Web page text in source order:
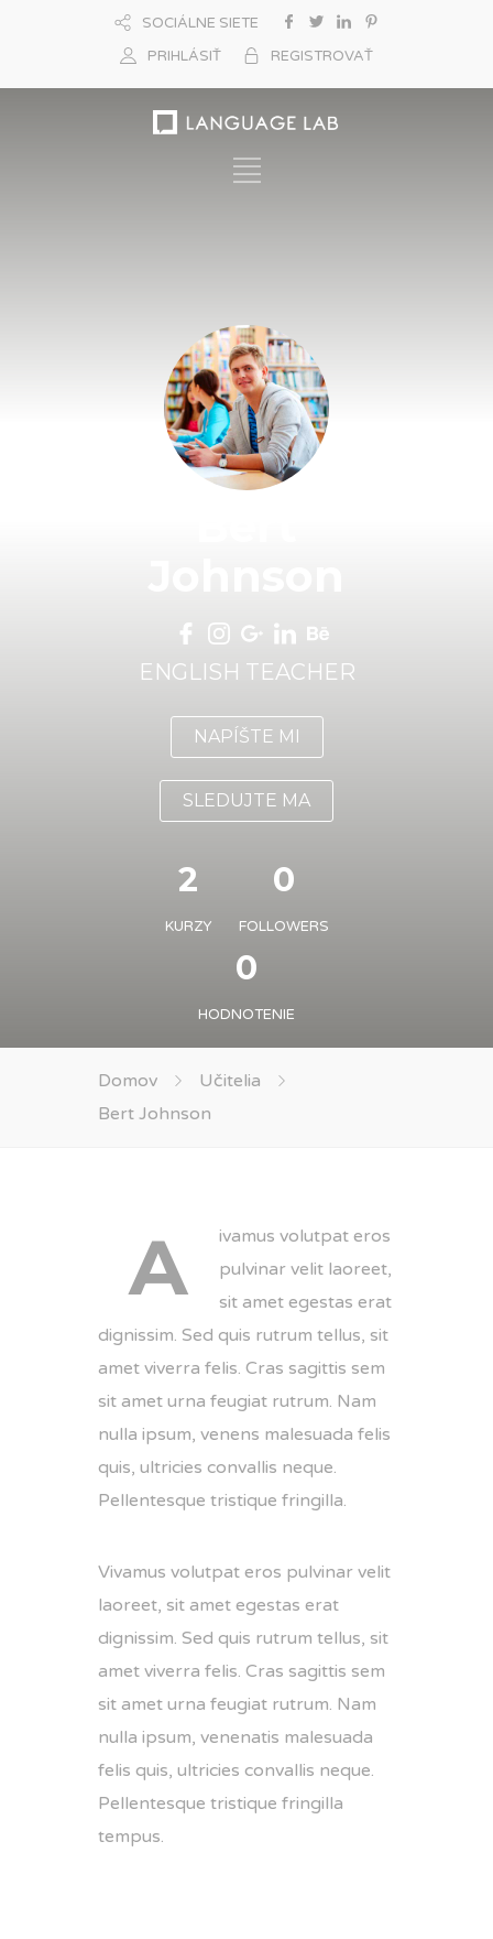
SOCIÁLNE SIETE
REGISTROVAŤ
PRIHLÁSIŤ
ENGLISH TEACHER
NAPÍŠTE MI
SLEDUJTE MA
2
KURZY
0
FOLLOWERS
0
HODNOTENIE
Domov
Učitelia
Bert Johnson
A
ivamus volutpat eros
pulvinar velit laoreet,
sit amet egestas erat
dignissim. Sed quis rutrum tellus, sit
amet viverra felis. Cras sagittis sem
sit amet urna feugiat rutrum. Nam
nulla ipsum, venens malesuada felis
quis, ultricies convallis neque.
Pellentesque tristique fringilla.
Vivamus volutpat eros pulvinar velit
laoreet, sit amet egestas erat
dignissim. Sed quis rutrum tellus, sit
amet viverra felis. Cras sagittis sem
sit amet urna feugiat rutrum. Nam
nulla ipsum, venenatis malesuada
felis quis, ultricies convallis neque.
Pellentesque tristique fringilla
tempus.